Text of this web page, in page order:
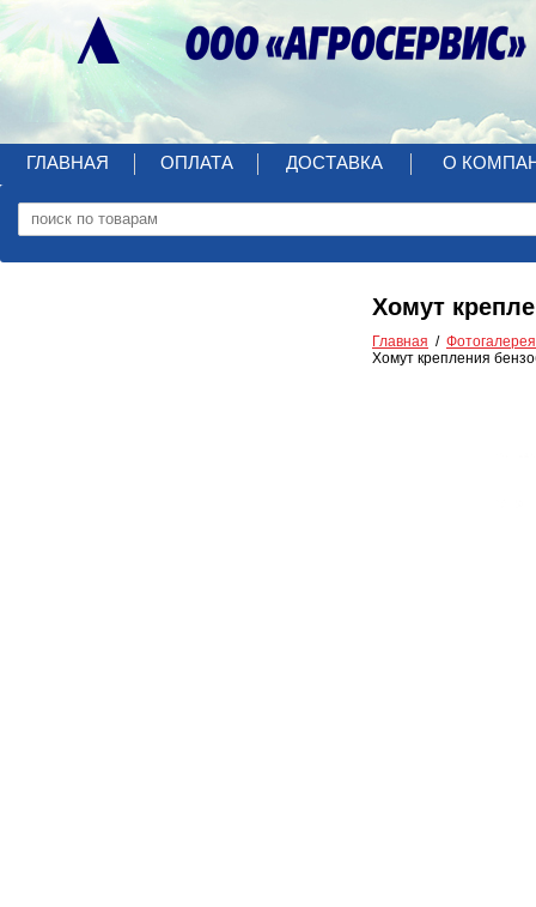
ГЛАВНАЯ ОПЛАТА ДОСТАВКА О
Хомут
Главная
Фотогалерея
Хомут крепления